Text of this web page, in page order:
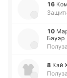
16
10
Бауэр
8 Кэй